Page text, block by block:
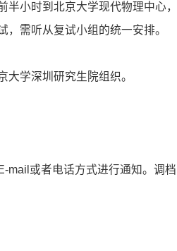
半小时到北京大学现代物理中心
需听从复试小组的统一安排。
大学深圳研究生院组织。
mail或者电话方式进行通知。调